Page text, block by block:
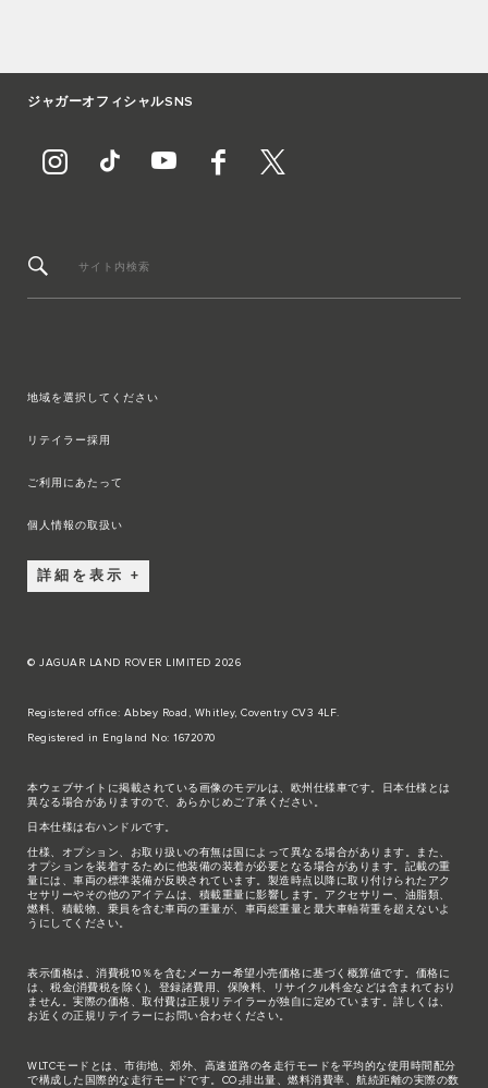
ジャガーオフィシャルSNS
サイト内検索
地域を選択してください
リテイラー採用
ご利用にあたって
個人情報の取扱い
詳細を表示
© JAGUAR LAND ROVER LIMITED 2026
Registered office: Abbey Road, Whitley, Coventry CV3 4LF.
Registered in England No: 1672070
本ウェブサイトに掲載されている画像のモデルは、欧州仕様車です。日本仕様とは
異なる場合がありますので、あらかじめご了承ください。
日本仕様は右ハンドルです。
仕様、オプション、お取り扱いの有無は国によって異なる場合があります。また、
オプションを装着するために他装備の装着が必要となる場合があります。記載の重
量には、車両の標準装備が反映されています。製造時点以降に取り付けられたアク
セサリーやその他のアイテムは、積載重量に影響します。アクセサリー、油脂類、
燃料、積載物、乗員を含む車両の重量が、車両総重量と最大車軸荷重を超えないよ
うにしてください。
表示価格は、消費税10％を含むメーカー希望小売価格に基づく概算値です。価格に
は、税金(消費税を除く)、登録諸費用、保険料、リサイクル料金などは含まれており
ません。実際の価格、取付費は正規リテイラーが独自に定めています。詳しくは、
お近くの正規リテイラーにお問い合わせください。
WLTCモードとは、市街地、郊外、高速道路の各走行モードを平均的な使用時間配分
で構成した国際的な走行モードです。CO₂排出量、燃料消費率、航続距離の実際の数